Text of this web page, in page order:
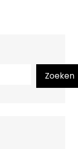
Zoeken